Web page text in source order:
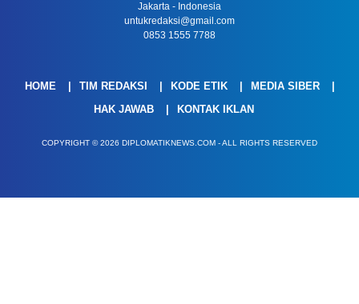
Jakarta - Indonesia
untukredaksi@gmail.com
0853 1555 7788
HOME TIM REDAKSI KODE ETIK
MEDIA SIBER
HAK JAWAB
KONTAK IKLAN
COPYRIGHT © 2026 DIPLOMATIKNEWS.COM - ALL RIGHTS RESERVED